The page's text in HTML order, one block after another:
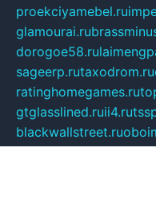
proekciyamebel.ru
glamourai.ru
dorogoe58.ru
sageerp.rutaxodrom.ru
ratinghomegames.ru
gtglasslined.ruii4.ru
blackwallstreet.ru